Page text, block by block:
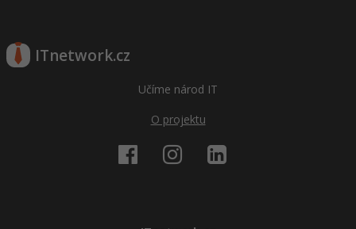
ITnetwork.cz
Učíme národ IT
O projektu